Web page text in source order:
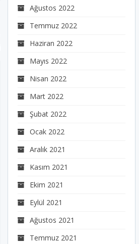
Ağustos 2022
Temmuz 2022
Haziran 2022
Mayıs 2022
Nisan 2022
Mart 2022
Şubat 2022
Ocak 2022
Aralık 2021
Kasım 2021
Ekim 2021
Eylül 2021
Ağustos 2021
Temmuz 2021